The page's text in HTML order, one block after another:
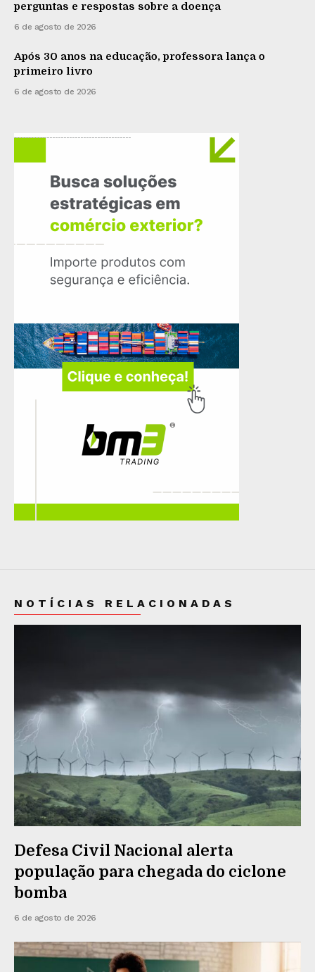
perguntas e respostas sobre a doença
6 de agosto de 2026
Após 30 anos na educação, professora lança o
primeiro livro
6 de agosto de 2026
NOTÍCIAS RELACIONADAS
Defesa Civil Nacional alerta
população para chegada do ciclone
bomba
6 de agosto de 2026